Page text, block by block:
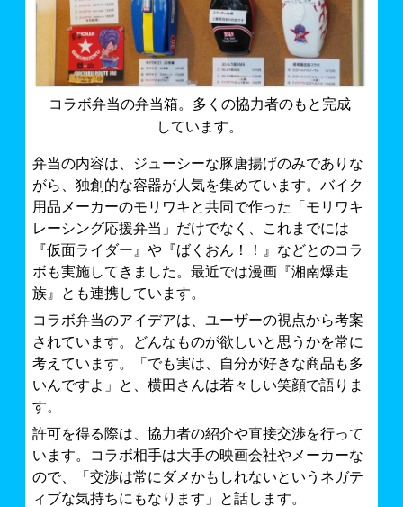
コラボ弁当の弁当箱。多くの協力者のもと完成
しています。
弁当の内容は、ジューシーな豚唐揚げのみでありな
がら、独創的な容器が人気を集めています。バイク
用品メーカーのモリワキと共同で作った「モリワキ
レーシング応援弁当」だけでなく、これまでには
『仮面ライダー』や『ばくおん！！』などとのコラ
ボも実施してきました。最近では漫画『湘南爆走
族』とも連携しています。
コラボ弁当のアイデアは、ユーザーの視点から考案
されています。どんなものが欲しいと思うかを常に
考えています。「でも実は、自分が好きな商品も多
いんですよ」と、横田さんは若々しい笑顔で語りま
す。
許可を得る際は、協力者の紹介や直接交渉を行って
います。コラボ相手は大手の映画会社やメーカーな
ので、「交渉は常にダメかもしれないというネガテ
ィブな気持ちにもなります」と話します。